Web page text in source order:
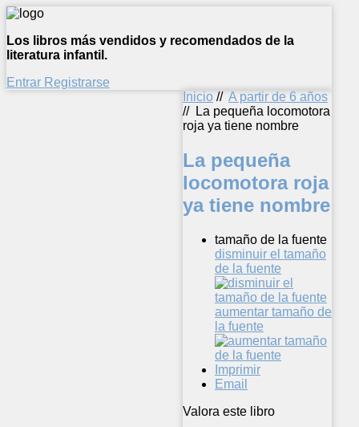
Los libros más vendidos y recomendados de la
literatura infantil.
Entrar Registrarse
Inicio // A partir de 6 años
// La pequeña locomotora
roja ya tiene nombre
La pequeña
locomotora roja
ya tiene nombre
tamaño de la fuente
disminuir el tamaño
de la fuente
aumentar tamaño de
la fuente
Imprimir
Email
Valora este libro